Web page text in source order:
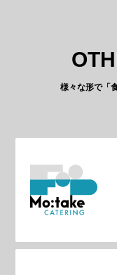
様々な形で「